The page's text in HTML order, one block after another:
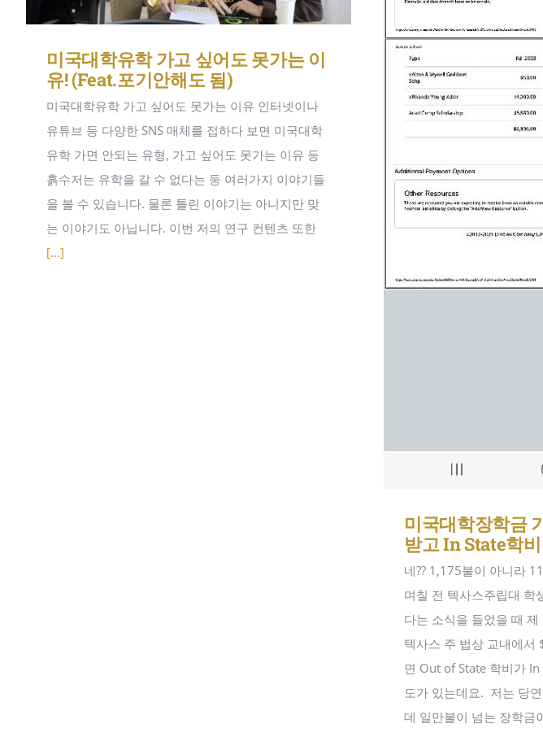
미국대학장학금
받고 In State학
네?? 1,175불이 아니라
며칠 전 텍사스주립대 학
다는 소식을 들었을 때 제
텍사스 주 법상 교내에서
면 Out of State 학비가
도가 있는데요. ​ 저는 당
데 일만불이 넘는 장학금
미국대학유학 가고 싶어도 못가는 이
유! (Feat.포기안해도 됨)
미국대학유학 가고 싶어도 못가는 이유 인터넷이나
유튜브 등 다양한 SNS 매체를 접하다 보면 미국대학
유학 가면 안되는 유형, 가고 싶어도 못가는 이유 등
흙수저는 유학을 갈 수 없다는 둥 여러가지 이야기들
을 볼 수 있습니다. 물론 틀린 이야기는 아니지만 맞
는 이야기도 아닙니다. 이번 저의 연구 컨텐츠 또한
[...]